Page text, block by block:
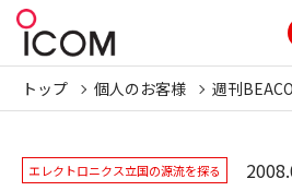
トップ 個人のお客様 週刊
エレクトロニクス立国の源流を探る